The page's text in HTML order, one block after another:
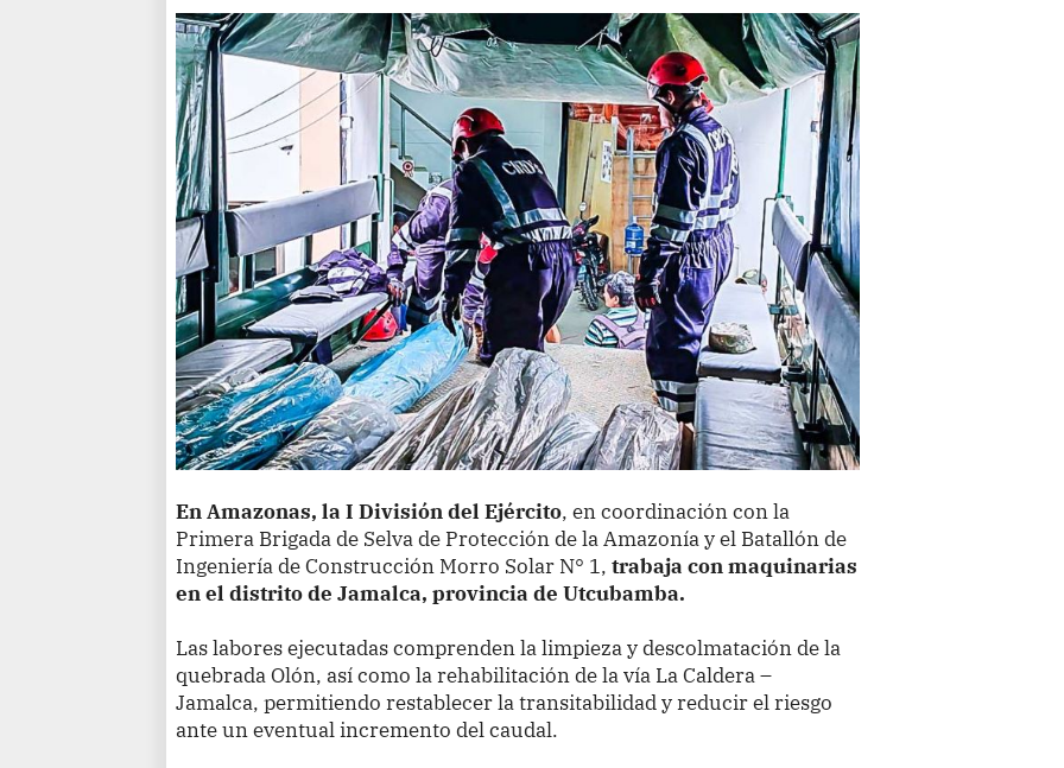
En Amazonas, la I División del Ejército, en coordinación con la
Primera Brigada de Selva de Protección de la Amazonía y el Batallón de
Ingeniería de Construcción Morro Solar N° 1, trabaja con maquinarias
en el distrito de Jamalca, provincia de Utcubamba.
Las labores ejecutadas comprenden la limpieza y descolmatación de la
quebrada Olón, así como la rehabilitación de la vía La Caldera –
Jamalca, permitiendo restablecer la transitabilidad y reducir el riesgo
ante un eventual incremento del caudal.